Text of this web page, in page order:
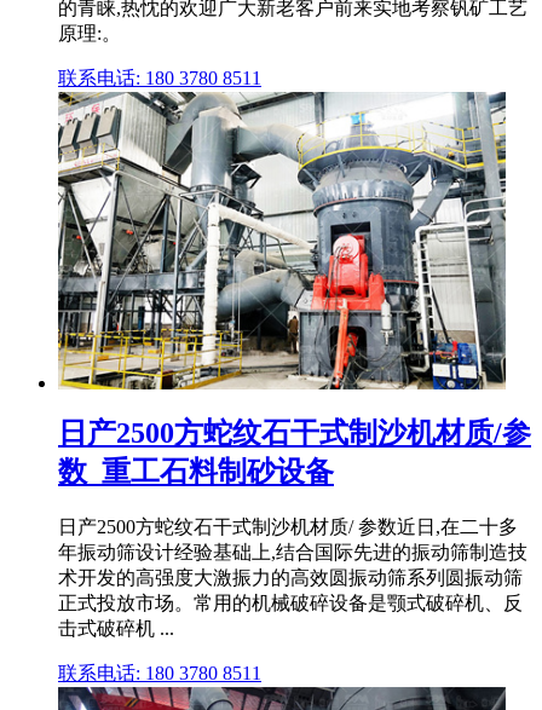
的青睐,热忱的欢迎广大新老客户前来实地考察钒矿工艺
原理:。
联系电话: 180 3780 8511
日产2500方蛇纹石干式制沙机材质/参
数_重工石料制砂设备
日产2500方蛇纹石干式制沙机材质/ 参数近日,在二十多
年振动筛设计经验基础上,结合国际先进的振动筛制造技
术开发的高强度大激振力的高效圆振动筛系列圆振动筛
正式投放市场。常用的机械破碎设备是颚式破碎机、反
击式破碎机 ...
联系电话: 180 3780 8511